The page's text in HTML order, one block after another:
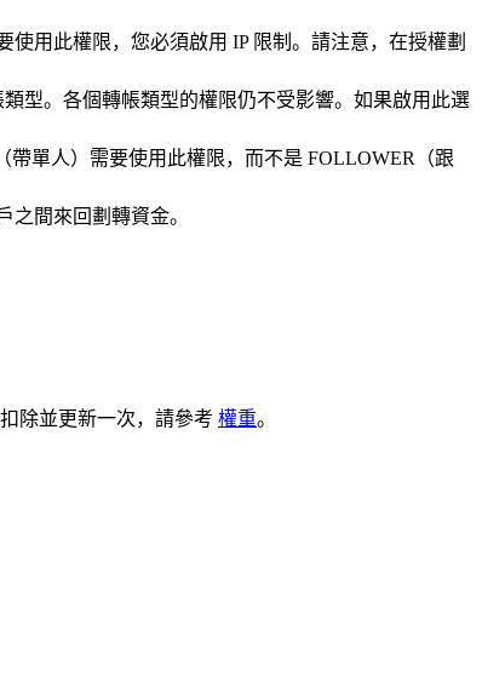
用此權限，您必須啟用 IP 限制。請注意，在授權劃
型。各個轉帳類型的權限仍不受影響。如果啟用此選
帶單人）需要使用此權限，而不是 FOLLOWER（跟
間來回劃轉資金。
除並更新一次，請參考 權重。